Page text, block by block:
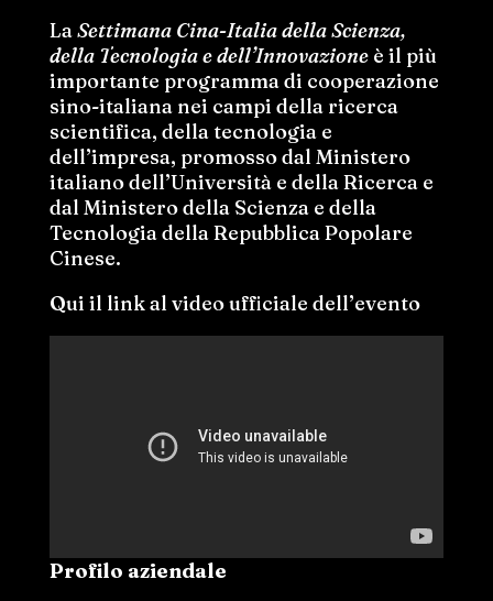
LaSettimana Cina-Italia della Scienza,
della Tecnologia e dell’Innovazioneè il più
importante programma di cooperazione
sino-italiana nei campi della ricerca
scientifica, della tecnologia e
dell’impresa, promosso dal Ministero
italiano dell’Università e della Ricerca e
dal Ministero della Scienza e della
Tecnologia della Repubblica Popolare
Cinese.
Qui il link al video ufficiale dell’evento
Profilo aziendale